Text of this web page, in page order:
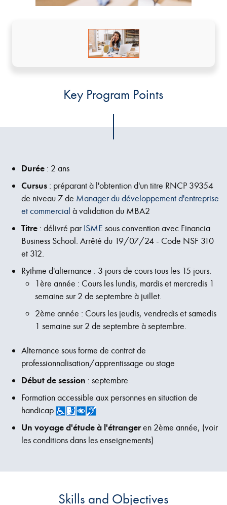
Key Program Points
Durée : 2 ans
Cursus : préparant à l'obtention d'un titre RNCP 39354
de niveau 7 de Manager du développement d'entreprise
et commercial à validation du MBA2
Titre : délivré parISME sous convention avec Financia
Business School. Arrêté du 19/07/24 - Code NSF 310
et 312.
Rythme d'alternance : 3 jours de cours tous les 15 jours.
1ère année : Cours les lundis, mardis et mercredis 1
semaine sur 2 de septembre à juillet.
2ème année : Cours les jeudis, vendredis et samedis
1 semaine sur 2 de septembre à septembre.
Alternance sous forme de contrat de
professionnalisation/apprentissage ou stage
Début de session : septembre
Formation accessible aux personnes en situation de
handicap
Un voyage d'étude à l'étrangeren 2ème année, (voir
les conditions dans les enseignements)
Skills and Objectives